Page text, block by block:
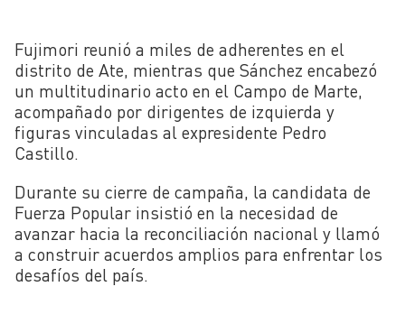
Fujimori reunió a miles de adherentes en el
distrito de Ate, mientras que Sánchez encabezó
un multitudinario acto en el Campo de Marte,
acompañado por dirigentes de izquierda y
figuras vinculadas al expresidente Pedro
Castillo.
Durante su cierre de campaña, la candidata de
Fuerza Popular insistió en la necesidad de
avanzar hacia la reconciliación nacional y llamó
a construir acuerdos amplios para enfrentar los
desafíos del país.